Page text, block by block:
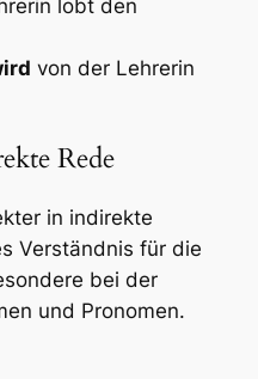
lobt den
von der Lehrerin
Rede
in indirekte
Verständnis für die
bei der
und Pronomen.